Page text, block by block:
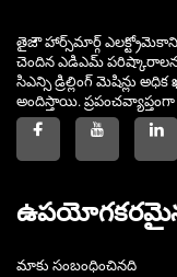
తైజౌ హార్స్‌మార్గ్
చెందిన ఎడిఎమ్
సిఎన్సి డ్రిల్లింగ్ మెషిన్లు
అందిస్తాయి.
ఉపయోగకరమైన
మాకు సంబంధించినది